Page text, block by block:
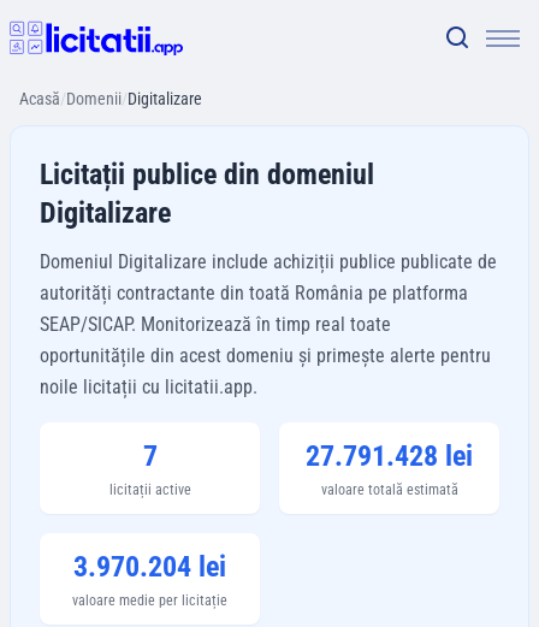
Acasă/Domenii/Digitalizare
Licitații publice din domeniul
Digitalizare
Domeniul Digitalizare include achiziții publice publicate de
autorități contractante din toată România pe platforma
SEAP/SICAP. Monitorizează în timp real toate
oportunitățile din acest domeniu și primește alerte pentru
noile licitații cu licitatii.app.
7
licitații active
27.791.428 lei
valoare totală estimată
3.970.204 lei
valoare medie per licitație